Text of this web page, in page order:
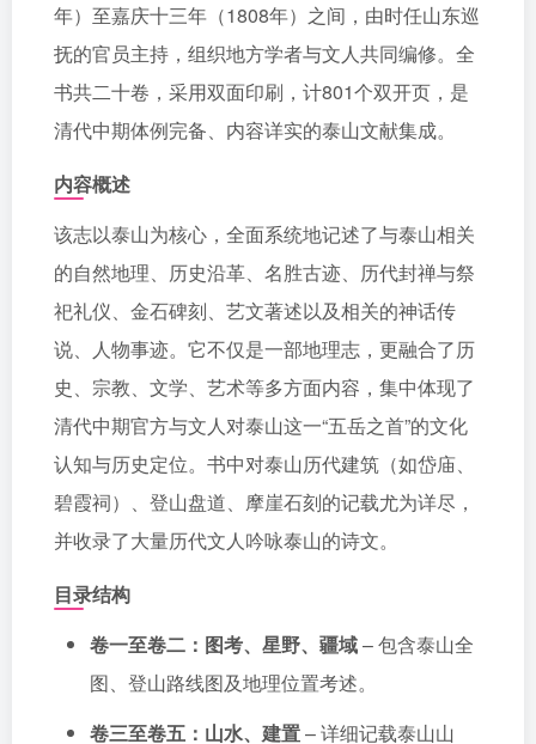
年）至嘉庆十三年（1808年）之间，由时任山东巡
抚的官员主持，组织地方学者与文人共同编修。全
书共二十卷，采用双面印刷，计801个双开页，是
清代中期体例完备、内容详实的泰山文献集成。
内容概述
该志以泰山为核心，全面系统地记述了与泰山相关
的自然地理、历史沿革、名胜古迹、历代封禅与祭
祀礼仪、金石碑刻、艺文著述以及相关的神话传
说、人物事迹。它不仅是一部地理志，更融合了历
史、宗教、文学、艺术等多方面内容，集中体现了
清代中期官方与文人对泰山这一“五岳之首”的文化
认知与历史定位。书中对泰山历代建筑（如岱庙、
碧霞祠）、登山盘道、摩崖石刻的记载尤为详尽，
并收录了大量历代文人吟咏泰山的诗文。
目录结构
卷一至卷二：图考、星野、疆域– 包含泰山全
图、登山路线图及地理位置考述。
卷三至卷五：山水、建置– 详细记载泰山山